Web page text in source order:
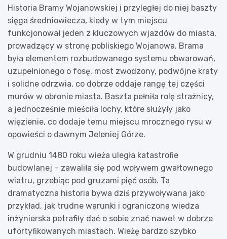
Historia Bramy Wojanowskiej i przyległej do niej baszty
sięga średniowiecza, kiedy w tym miejscu
funkcjonował jeden z kluczowych wjazdów do miasta,
prowadzący w stronę pobliskiego Wojanowa. Brama
była elementem rozbudowanego systemu obwarowań,
uzupełnionego o fosę, most zwodzony, podwójne kraty
i solidne odrzwia, co dobrze oddaje rangę tej części
murów w obronie miasta. Baszta pełniła rolę strażnicy,
a jednocześnie mieściła lochy, które służyły jako
więzienie, co dodaje temu miejscu mrocznego rysu w
opowieści o dawnym Jeleniej Górze.
W grudniu 1480 roku wieża uległa katastrofie
budowlanej – zawaliła się pod wpływem gwałtownego
wiatru, grzebiąc pod gruzami pięć osób. Ta
dramatyczna historia bywa dziś przywoływana jako
przykład, jak trudne warunki i ograniczona wiedza
inżynierska potrafiły dać o sobie znać nawet w dobrze
ufortyfikowanych miastach. Wieżę bardzo szybko